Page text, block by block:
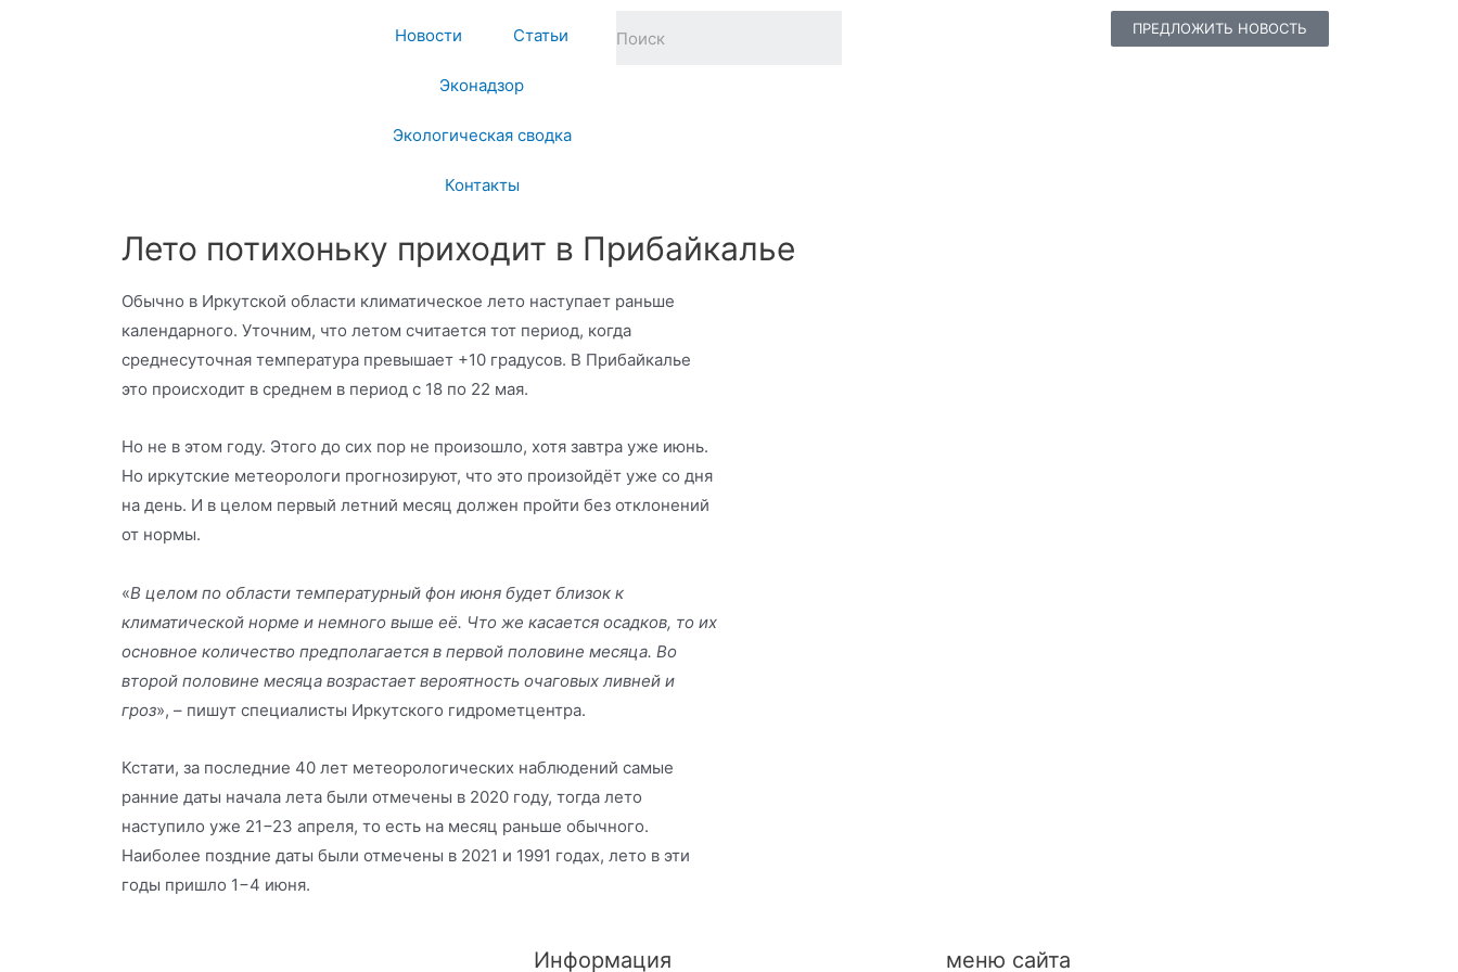
Новости Статьи
Эконадзор
Экологическая сводка
Контакты
ПРЕДЛОЖИТЬ НОВОСТЬ
Лето потихоньку приходит в Прибайкалье
Обычно в Иркутской области климатическое лето наступает раньше
календарного. Уточним, что летом считается тот период, когда
среднесуточная температура превышает +10 градусов. В Прибайкалье
это происходит в среднем в период с 18 по 22 мая.
Но не в этом году. Этого до сих пор не произошло, хотя завтра уже июнь.
Но иркутские метеорологи прогнозируют, что это произойдёт уже со дня
на день. И в целом первый летний месяц должен пройти без отклонений
от нормы.
«В целом по области температурный фон июня будет близок к
климатической норме и немного выше её. Что же касается осадков, то их
основное количество предполагается в первой половине месяца. Во
второй половине месяца возрастает вероятность очаговых ливней и
гроз», – пишут специалисты Иркутского гидрометцентра.
Кстати, за последние 40 лет метеорологических наблюдений самые
ранние даты начала лета были отмечены в 2020 году, тогда лето
наступило уже 21−23 апреля, то есть на месяц раньше обычного.
Наиболее поздние даты были отмечены в 2021 и 1991 годах, лето в эти
годы пришло 1−4 июня.
Информация меню сайта